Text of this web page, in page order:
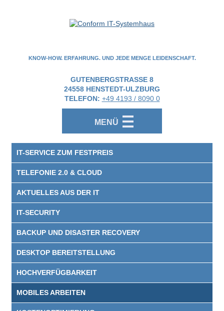
KNOW-HOW. ERFAHRUNG. UND JEDE MENGE LEIDENSCHAFT.
GUTENBERGSTRASSE 8
24558 HENSTEDT-ULZBURG
TELEFON: +49 4193 / 8090 0
MENÜ
IT-SERVICE ZUM FESTPREIS
TELEFONIE 2.0 & CLOUD
AKTUELLES AUS DER IT
IT-SECURITY
BACKUP UND DISASTER RECOVERY
DESKTOP BEREITSTELLUNG
HOCHVERFÜGBARKEIT
MOBILES ARBEITEN